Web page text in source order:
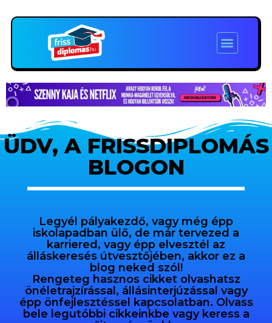
ÜDV, A FRISSDIPLOMÁS
BLOGON
Legyél pályakezdő, vagy még épp
iskolapadban ülő, de már tervezed a
karriered, vagy épp elvesztél az
álláskeresés útvesztőjében, akkor ez a
blog neked szól!
Rengeteg hasznos cikket olvashatsz
önéletrajzírással, állásinterjúzással vagy
épp önfejlesztéssel kapcsolatban. Olvass
bele legutóbbi cikkeinkbe vagy keress a